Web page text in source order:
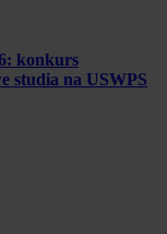
konkurs
studia na USWPS